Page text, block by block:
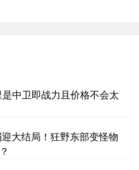
中卫即战力且价格不会太
大结局！狂野东部变怪物